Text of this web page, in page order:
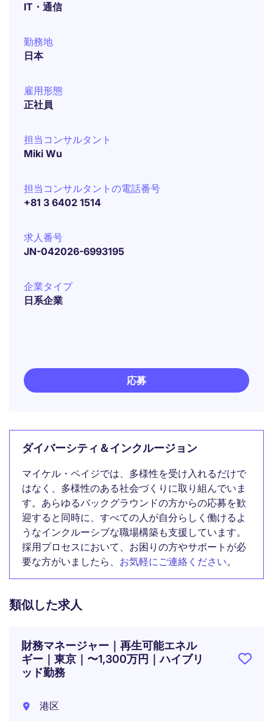
IT・通信
勤務地
日本
雇用形態
正社員
担当コンサルタント
Miki Wu
担当コンサルタントの電話番号
+81 3 6402 1514
求人番号
JN-042026-6993195
企業タイプ
日系企業
応募
ダイバーシティ＆インクルージョン
マイケル・ペイジでは、多様性を受け入れるだけで
はなく、多様性のある社会づくりに取り組んでいま
す。あらゆるバックグラウンドの方からの応募を歓
迎すると同時に、すべての人が自分らしく働けるよ
うなインクルーシブな職場構築も支援しています。
採用プロセスにおいて、お困りの方やサポートが必
要な方がいましたら、 お気軽にご連絡ください。
類似した求人
財務マネージャー｜再生可能エネル
ギー｜東京｜〜1,300万円｜ハイブリ
ッド勤務
港区